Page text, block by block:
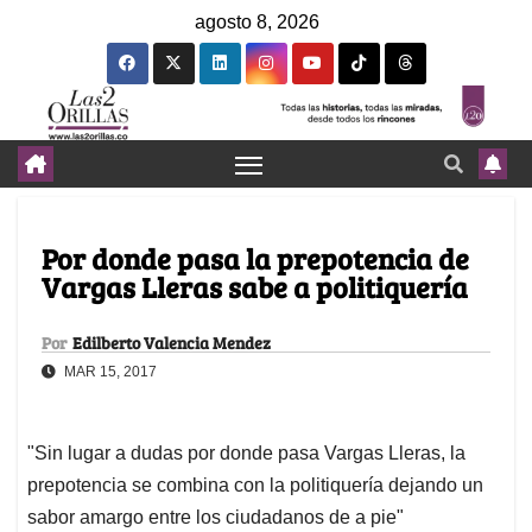
agosto 8, 2026
Por donde pasa la prepotencia de
Vargas Lleras sabe a politiquería
Por Edilberto Valencia Mendez
MAR 15, 2017
"Sin lugar a dudas por donde pasa Vargas Lleras, la
prepotencia se combina con la politiquería dejando un
sabor amargo entre los ciudadanos de a pie"